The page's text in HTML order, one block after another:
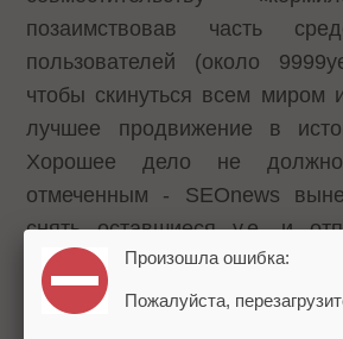
позаимствовав часть
пользователей (около
чтобы скинуться всем миром
лучшее продвижение в
Хорошее дело не
отмеченным - SEOnews
снять оставшиеся у.е. и
богоугодное дело.
Произошла ошибка:
Пожалуйста,